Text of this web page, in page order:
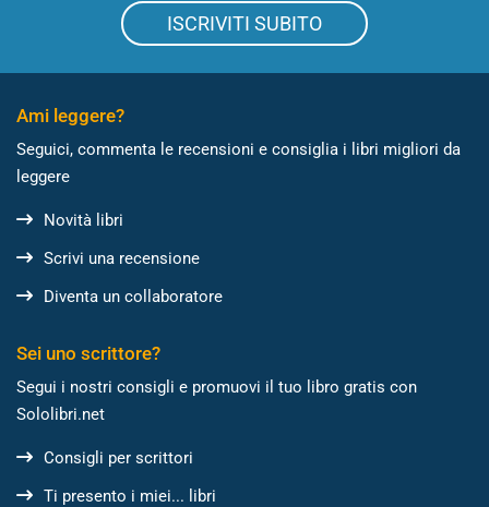
ISCRIVITI SUBITO
Ami leggere?
Seguici, commenta le recensioni e consiglia i libri migliori da
leggere
Novità libri
Scrivi una recensione
Diventa un collaboratore
Sei uno scrittore?
Segui i nostri consigli e promuovi il tuo libro gratis con
Sololibri.net
Consigli per scrittori
Ti presento i miei... libri